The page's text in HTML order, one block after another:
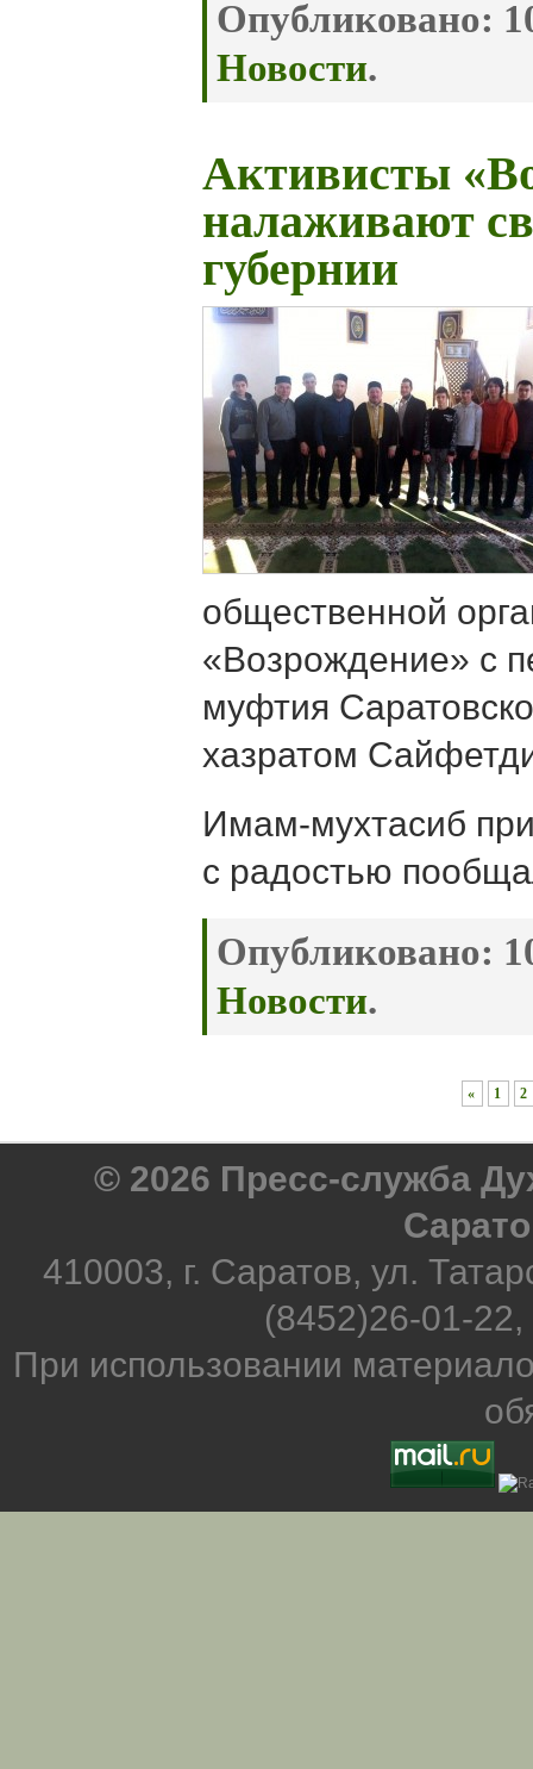
Опубликовано:
Новости.
Активисты
налаживают
губернии
общественной
«Возрождение» с
муфтия
хазратом
Имам-мухтасиб
с радостью
Опубликовано:
Новости.
« 1 2
© 2026 Пресс-служба
410003, г. Саратов, ул.
(8452)26-01-
При использовании